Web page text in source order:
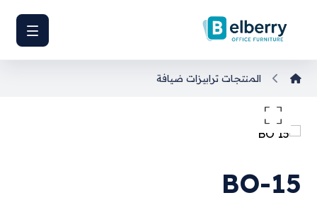
المنتجات ترابيزات ضيافة
BO-15